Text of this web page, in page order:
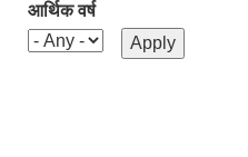
आर्थिक वर्ष